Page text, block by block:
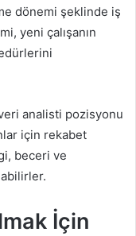
dönemi şeklinde iş
yeni çalışanın
analisti pozisyonu
için rekabet
beceri ve
İçin